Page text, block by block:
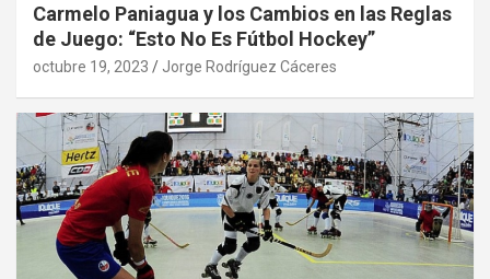
Carmelo Paniagua y los Cambios en las Reglas
de Juego: “Esto No Es Fútbol Hockey”
octubre 19, 2023 Jorge Rodríguez Cáceres